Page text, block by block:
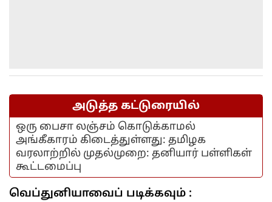
அடுத்த கட்டுரையில்
ஒரு பைசா லஞ்சம் கொடுக்காமல்
அங்கீகாரம் கிடைத்துள்ளது: தமிழக
வரலாற்றில் முதல்முறை: தனியார் பள்ளிகள்
கூட்டமைப்பு
வெப்துனியாவைப் படிக்கவும் :